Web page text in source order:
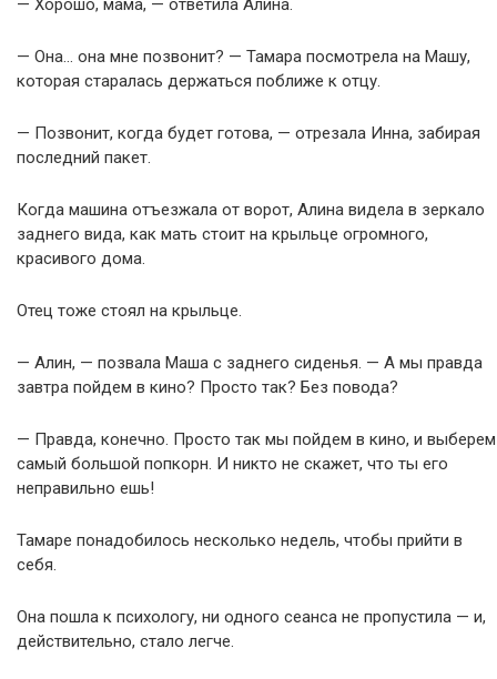
— Хорошо, мама, — ответила Алина.
— Она… она мне позвонит? — Тамара посмотрела на Машу,
которая старалась держаться поближе к отцу.
— Позвонит, когда будет готова, — отрезала Инна, забирая
последний пакет.
Когда машина отъезжала от ворот, Алина видела в зеркало
заднего вида, как мать стоит на крыльце огромного,
красивого дома.
Отец тоже стоял на крыльце.
— Алин, — позвала Маша с заднего сиденья. — А мы правда
завтра пойдем в кино? Просто так? Без повода?
— Правда, конечно. Просто так мы пойдем в кино, и выберем
самый большой попкорн. И никто не скажет, что ты его
неправильно ешь!
Тамаре понадобилось несколько недель, чтобы прийти в
себя.
Она пошла к психологу, ни одного сеанса не пропустила — и,
действительно, стало легче.